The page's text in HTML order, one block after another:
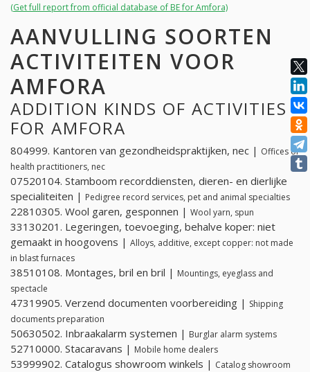
(Get full report from official database of BE for Amfora)
AANVULLING SOORTEN
ACTIVITEITEN VOOR
AMFORA
ADDITION KINDS OF ACTIVITIES
FOR AMFORA
804999. Kantoren van gezondheidspraktijken, nec | Offices of
health practitioners, nec
07520104. Stamboom recorddiensten, dieren- en dierlijke
specialiteiten | Pedigree record services, pet and animal specialties
22810305. Wool garen, gesponnen | Wool yarn, spun
33130201. Legeringen, toevoeging, behalve koper: niet
gemaakt in hoogovens | Alloys, additive, except copper: not made
in blast furnaces
38510108. Montages, bril en bril | Mountings, eyeglass and
spectacle
47319905. Verzend documenten voorbereiding | Shipping
documents preparation
50630502. Inbraakalarm systemen | Burglar alarm systems
52710000. Stacaravans | Mobile home dealers
53999902. Catalogus showroom winkels | Catalog showroom